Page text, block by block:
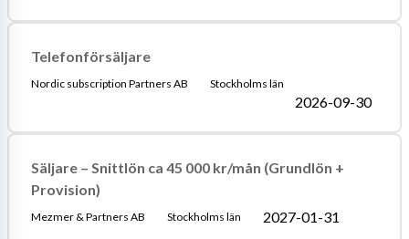
Telefonförsäljare
Nordic subscription Partners AB Stockholms län
2026-09-30
Säljare – Snittlön ca 45 000 kr/mån (Grundlön +
Provision)
Mezmer & Partners AB Stockholms län 2027-01-31